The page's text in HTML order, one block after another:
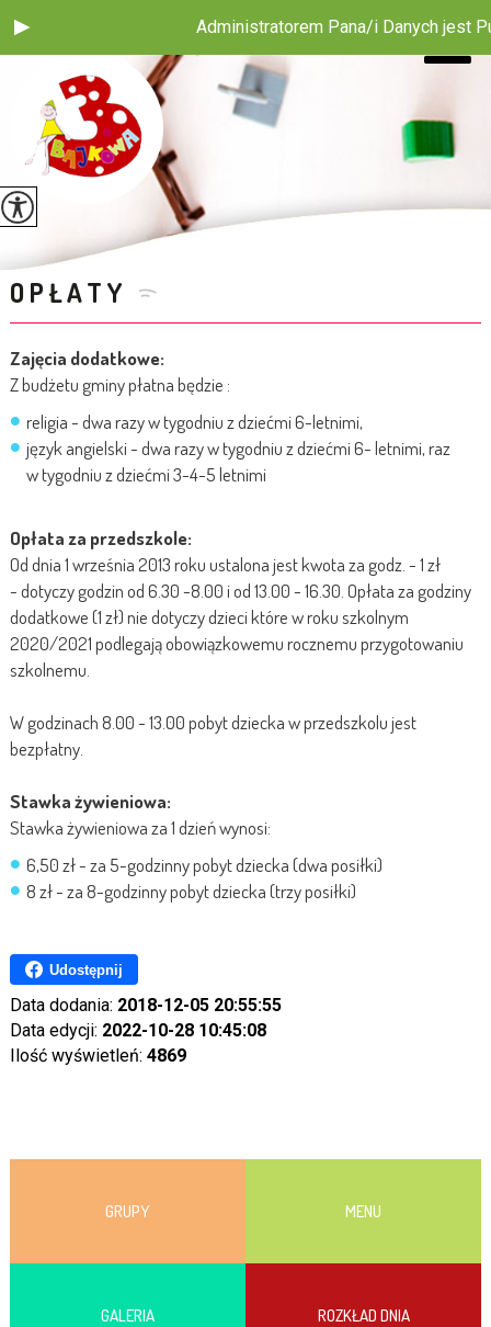
Administratorem Pana/i Danych jest
OPŁATY
Zajęcia dodatkowe:
Z budżetu gminy płatna będzie :
religia - dwa razy w tygodniu z dziećmi 6-letnimi,
język angielski - dwa razy w tygodniu z dziećmi 6- letnimi, raz
w tygodniu z dziećmi 3-4-5 letnimi
Opłata za przedszkole:
Od dnia 1 września 2013 roku ustalona jest kwota za godz. - 1 zł
- dotyczy godzin od 6.30 -8.00 i od 13.00 - 16.30. Opłata za godziny
dodatkowe (1 zł) nie dotyczy dzieci które w roku szkolnym
2020/2021 podlegają obowiązkowemu rocznemu przygotowaniu
szkolnemu.
W godzinach 8.00 - 13.00 pobyt dziecka w przedszkolu jest
bezpłatny.
Stawka żywieniowa:
Stawka żywieniowa za 1 dzień wynosi:
6,50 zł - za 5-godzinny pobyt dziecka (dwa posiłki)
8 zł - za 8-godzinny pobyt dziecka (trzy posiłki)
Udostępnij
Data dodania: 2018-12-05 20:55:55
Data edycji: 2022-10-28 10:45:08
Ilość wyświetleń: 4869
GRUPY MENU
GALERIA ROZKŁAD DNIA